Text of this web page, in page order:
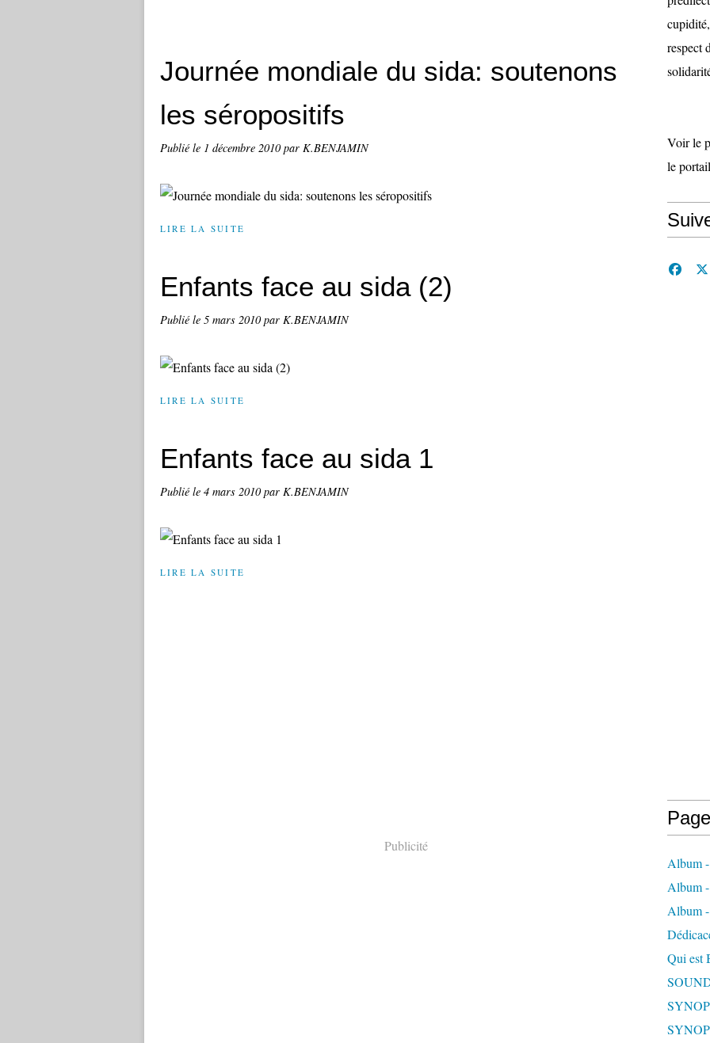
Journée mondiale du sida: soutenons
les séropositifs
Publié le 1 décembre 2010par K.BENJAMIN
LIRE LA SUITE
Enfants face au sida (2)
Publié le 5 mars 2010par K.BENJAMIN
LIRE LA SUITE
Enfants face au sida 1
Publié le 4 mars 2010par K.BENJAMIN
LIRE LA SUITE
Publicité
respect
Voir le
le
Album
Album
Album
Qui est